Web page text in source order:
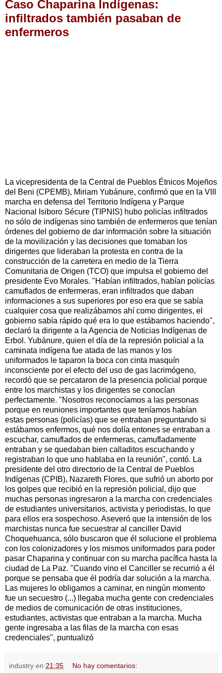
Caso Chaparina Indígenas:
infiltrados también pasaban de
enfermeros
La vicepresidenta de la Central de Pueblos Étnicos Mojeños
del Beni (CPEMB), Miriam Yubánure, confirmó que en la VIII
marcha en defensa del Territorio Indígena y Parque
Nacional Isiboro Sécure (TIPNIS) hubo policías infiltrados
no sólo de indígenas sino también de enfermeros que tenían
órdenes del gobierno de dar información sobre la situación
de la movilización y las decisiones que tomaban los
dirigentes que lideraban la protesta en contra de la
construcción de la carretera en medio de la Tierra
Comunitaria de Origen (TCO) que impulsa el gobierno del
presidente Evo Morales. "Habían infiltrados, habían policías
camuflados de enfermeras, eran infiltrados que daban
informaciones a sus superiores por eso era que se sabía
cualquier cosa que realizábamos ahí como dirigentes, el
gobierno sabía rápido qué era lo que estábamos haciendo",
declaró la dirigente a la Agencia de Noticias Indígenas de
Erbol. Yubánure, quien el día de la represión policial a la
caminata indígena fue atada de las manos y los
uniformados le taparon la boca con cinta masquín
inconsciente por el efecto del uso de gas lacrimógeno,
recordó que se percataron de la presencia policial porque
entre los marchistas y los dirigentes se conocían
perfectamente. "Nosotros reconocíamos a las personas
porque en reuniones importantes que teníamos habían
estas personas (policías) que se entraban preguntando si
estábamos enfermos, qué nos dolía entones se entraban a
escuchar, camuflados de enfermeras, camufladamente
entraban y se quedaban bien calladitos escuchando y
registraban lo que uno hablaba en la reunión", contó. La
presidente del otro directorio de la Central de Pueblos
Indígenas (CPIB), Nazareth Flores, que sufrió un aborto por
los golpes que recibió en la represión policial, dijo que
muchas personas ingresaron a la marcha con credenciales
de estudiantes universitarios, activista y periodistas, lo que
para ellos era sospechoso. Aseveró que la intensión de los
marchistas nunca fue secuestrar al canciller David
Choquehuanca, sólo buscaron que él solucione el problema
con los colonizadores y los mismos uniformados para poder
pasar Chaparina y continuar con su marcha pacífica hasta la
ciudad de La Paz. "Cuando vino el Canciller se recurrió a él
porque se pensaba que él podría dar solución a la marcha.
Las mujeres lo obligamos a caminar, en ningún momento
fue un secuestro (...) llegaba mucha gente con credenciales
de medios de comunicación de otras instituciones,
estudiantes, activistas que entraban a la marcha. Mucha
gente ingresaba a las filas de la marcha con esas
credenciales", puntualizó
industry en 21:35 No hay comentarios: